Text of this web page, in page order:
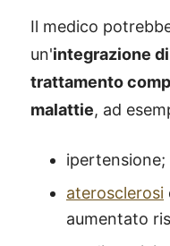
Il medico
un'integrazione
trattamento
malattie, ad
ipertensione;
aterosclerosi
aumentato